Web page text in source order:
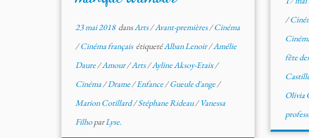
23 mai 2018dansArts/Avant-premières/Cinéma
/Cinéma français étiquetéAlban Lenoir/Amélie
Daure/Amour/Arts/Ayline Aksoy-Etaix/
Cinéma/Drame/Enfance/Gueule d'ange/
Marion Cotillard/Stéphane Rideau/Vanessa
FilhoparLyse.
/
fête
Olivia